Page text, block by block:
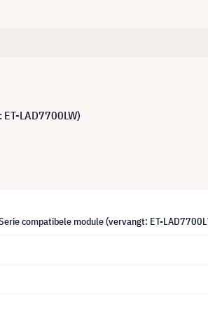
LAD7700LW)
compatibele module (vervangt: ET-